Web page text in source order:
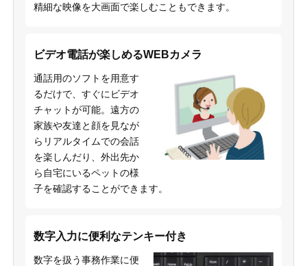
精細な映像を大画面で楽しむこともできます。
ビデオ電話が楽しめるWEBカメラ
通話用のソフトを用意す
るだけで、すぐにビデオ
チャットが可能。遠方の
家族や友達と顔を見なが
らリアルタイムでの会話
を楽しんだり、外出先か
ら自宅にいるペットの様
子を確認することができます。
数字入力に便利なテンキー付き
数字を扱う事務作業に便